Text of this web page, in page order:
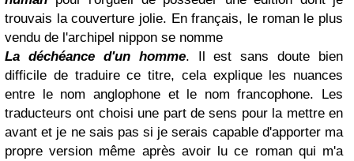
trouvais la couverture jolie. En français, le roman le plus
vendu de l'archipel nippon se nomme
La déchéance d'un homme. Il est sans doute bien
difficile de traduire ce titre, cela explique les nuances
entre le nom anglophone et le nom francophone. Les
traducteurs ont choisi une part de sens pour la mettre en
avant et je ne sais pas si je serais capable d'apporter ma
propre version même après avoir lu ce roman qui m'a